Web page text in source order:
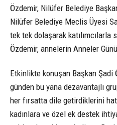
Özdemir, Nilüfer Belediye
Nilüfer Belediye Meclis Üyesi
tek tek dolaşarak katılımcılarla
Özdemir, annelerin Anneler
Etkinlikte konuşan Başkan Şadi
günden bu yana dezavantajlı
her fırsatta dile getirdiklerini
kadınlara ve özel ek destek